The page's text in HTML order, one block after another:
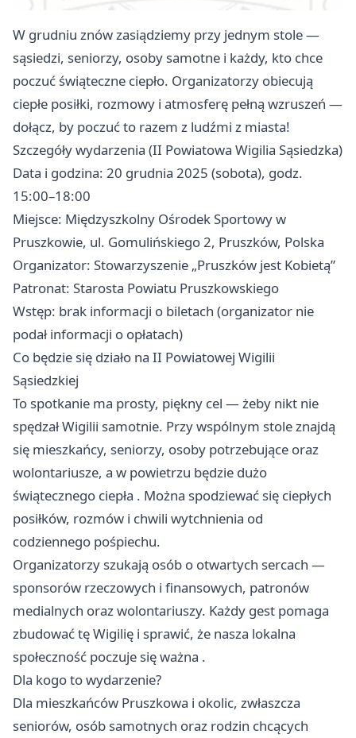
W grudniu znów zasiądziemy przy jednym stole —
sąsiedzi, seniorzy, osoby samotne i każdy, kto chce
poczuć świąteczne ciepło. Organizatorzy obiecują
ciepłe posiłki, rozmowy i atmosferę pełną wzruszeń —
dołącz, by poczuć to razem z ludźmi z miasta!
Szczegóły wydarzenia (II Powiatowa Wigilia Sąsiedzka)
Data i godzina: 20 grudnia 2025 (sobota), godz.
15:00–18:00
Miejsce: Międzyszkolny Ośrodek Sportowy w
Pruszkowie, ul. Gomulińskiego 2, Pruszków, Polska
Organizator: Stowarzyszenie „Pruszków jest Kobietą”
Patronat: Starosta Powiatu Pruszkowskiego
Wstęp: brak informacji o biletach (organizator nie
podał informacji o opłatach)
Co będzie się działo na II Powiatowej Wigilii
Sąsiedzkiej
To spotkanie ma prosty, piękny cel — żeby nikt nie
spędzał Wigilii samotnie. Przy wspólnym stole znajdą
się mieszkańcy, seniorzy, osoby potrzebujące oraz
wolontariusze, a w powietrzu będzie dużo
świątecznego ciepła . Można spodziewać się ciepłych
posiłków, rozmów i chwili wytchnienia od
codziennego pośpiechu.
Organizatorzy szukają osób o otwartych sercach —
sponsorów rzeczowych i finansowych, patronów
medialnych oraz wolontariuszy. Każdy gest pomaga
zbudować tę Wigilię i sprawić, że nasza lokalna
społeczność poczuje się ważna .
Dla kogo to wydarzenie?
Dla mieszkańców Pruszkowa i okolic, zwłaszcza
seniorów, osób samotnych oraz rodzin chcących